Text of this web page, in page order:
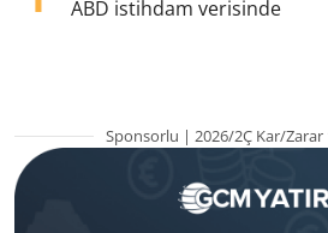
ABD istihdam verisinde
Sponsorlu | 2026/2Ç Kar/Zarar